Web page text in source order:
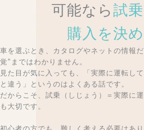
可能なら試
購入を決
車を選ぶとき、カタログやネットの情報
覚”まではわかりません。
見た目が気に入っても、「実際に運転し
と違う」というのはよくある話です。
だからこそ、試乗（しじょう）＝実際に
も大切です。